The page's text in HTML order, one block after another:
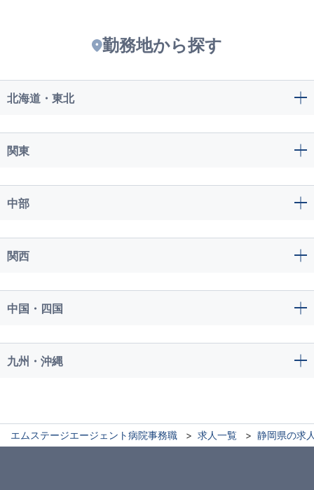
勤務地から探す
北海道・東北
関東
中部
関西
中国・四国
九州・沖縄
エムステージエージェント病院事務職 求人一覧 静岡県の求